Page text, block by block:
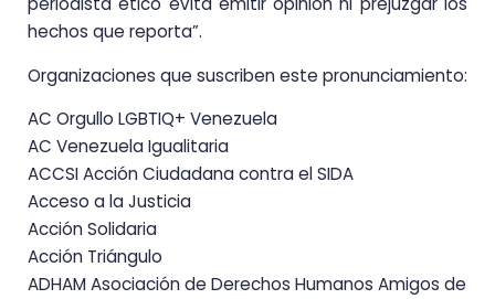
hechos que reporta”.
Organizaciones que suscriben este pronunciamiento:
AC Orgullo LGBTIQ+ Venezuela
AC Venezuela Igualitaria
ACCSI Acción Ciudadana contra el SIDA
Acceso a la Justicia
Acción Solidaria
Acción Triángulo
ADHAM Asociación de Derechos Humanos Amigos de